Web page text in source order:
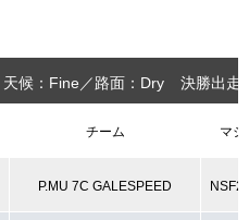
天候：Fine 路面：Dry 決勝出走
チーム マシ
P.MU 7C GALESPEED